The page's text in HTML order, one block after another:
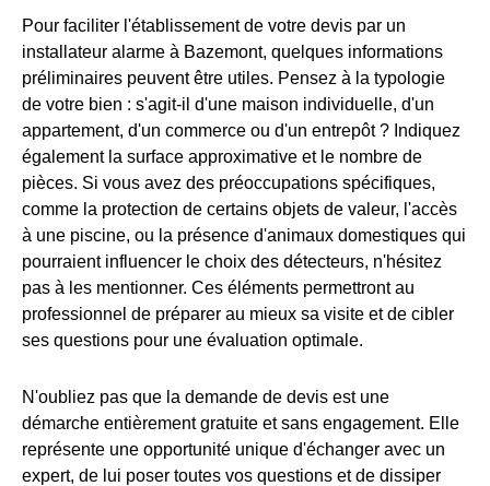
Pour faciliter l'établissement de votre devis par un
installateur alarme à Bazemont, quelques informations
préliminaires peuvent être utiles. Pensez à la typologie
de votre bien : s'agit-il d'une maison individuelle, d'un
appartement, d'un commerce ou d'un entrepôt ? Indiquez
également la surface approximative et le nombre de
pièces. Si vous avez des préoccupations spécifiques,
comme la protection de certains objets de valeur, l'accès
à une piscine, ou la présence d'animaux domestiques qui
pourraient influencer le choix des détecteurs, n'hésitez
pas à les mentionner. Ces éléments permettront au
professionnel de préparer au mieux sa visite et de cibler
ses questions pour une évaluation optimale.
N'oubliez pas que la demande de devis est une
démarche entièrement gratuite et sans engagement. Elle
représente une opportunité unique d'échanger avec un
expert, de lui poser toutes vos questions et de dissiper